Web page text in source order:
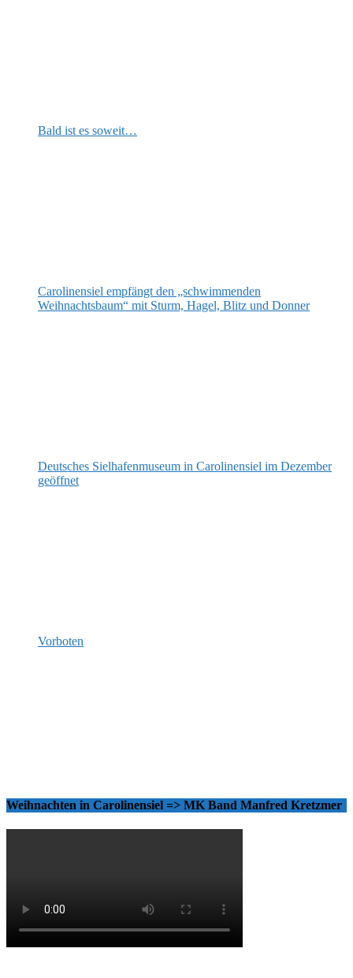
Bald ist es soweit…
Carolinensiel empfängt den „schwimmenden
Weihnachtsbaum“ mit Sturm, Hagel, Blitz und Donner
Deutsches Sielhafenmuseum in Carolinensiel im Dezember
geöffnet
Vorboten
Weihnachten in Carolinensiel => MK Band Manfred Kretzmer